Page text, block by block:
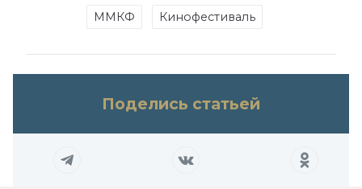
ММКФ Кинофестиваль
Поделись статьей